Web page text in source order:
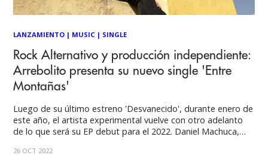
LANZAMIENTO | MUSIC | SINGLE
Rock Alternativo y producción independiente:
Arrebolito presenta su nuevo single 'Entre
Montañas'
Luego de su último estreno 'Desvanecido', durante enero de
este año, el artista experimental vuelve con otro adelanto
de lo que será su EP debut para el 2022. Daniel Machuca,
productor santiaguino de 19 años. Comenzó sus estudios en
26 OCT 2022